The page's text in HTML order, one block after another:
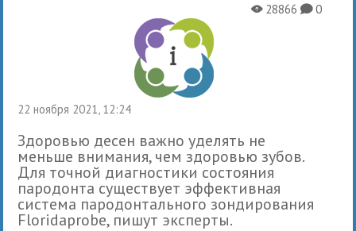
22 ноября 2021, 12:24
X28866K0
Здоровью десен важно уделять не
меньше внимания, чем здоровью зубов.
Для точной диагностики состояния
пародонта существует эффективная
система пародонтального зондирования
Floridaprobe, пишут эксперты.